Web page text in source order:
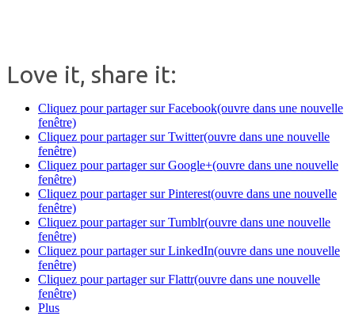
Love it, share it:
Cliquez pour partager sur Facebook(ouvre dans une nouvelle
fenêtre)
Cliquez pour partager sur Twitter(ouvre dans une nouvelle
fenêtre)
Cliquez pour partager sur Google+(ouvre dans une nouvelle
fenêtre)
Cliquez pour partager sur Pinterest(ouvre dans une nouvelle
fenêtre)
Cliquez pour partager sur Tumblr(ouvre dans une nouvelle
fenêtre)
Cliquez pour partager sur LinkedIn(ouvre dans une nouvelle
fenêtre)
Cliquez pour partager sur Flattr(ouvre dans une nouvelle
fenêtre)
Plus